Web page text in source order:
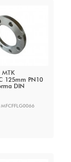
MTK
125mm PN10
DIN